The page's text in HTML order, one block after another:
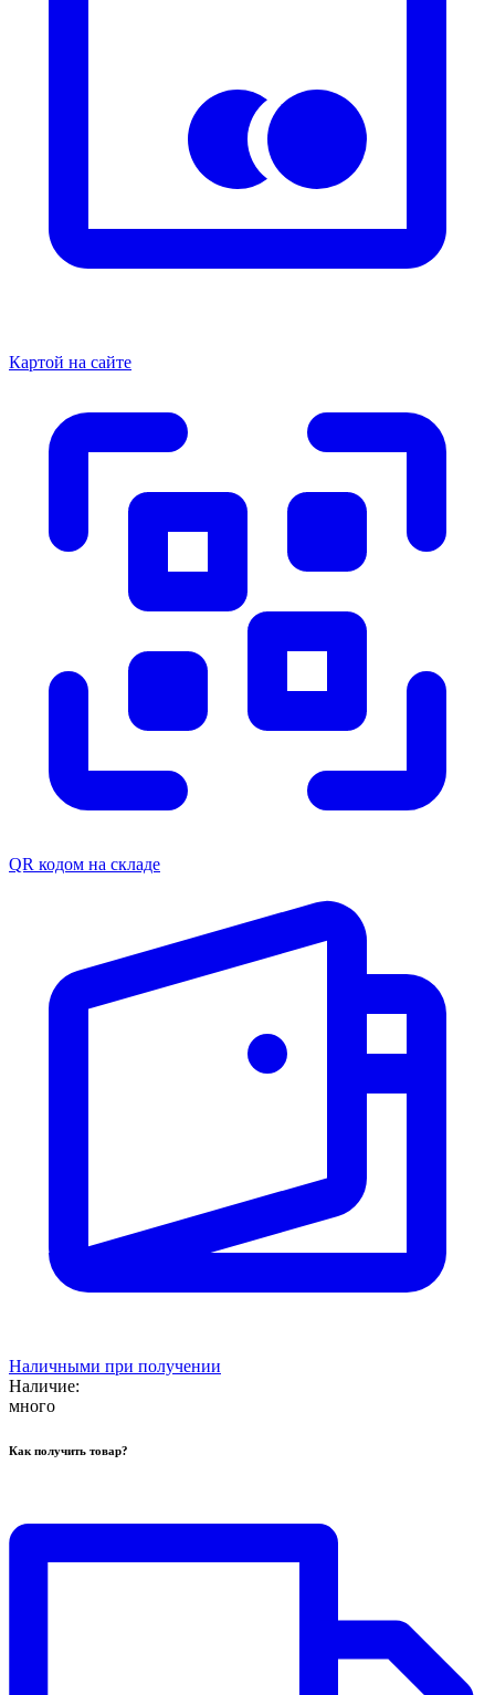
Картой на сайте
QR кодом на складе
Наличными при получении
Наличие:
много
Как получить товар?